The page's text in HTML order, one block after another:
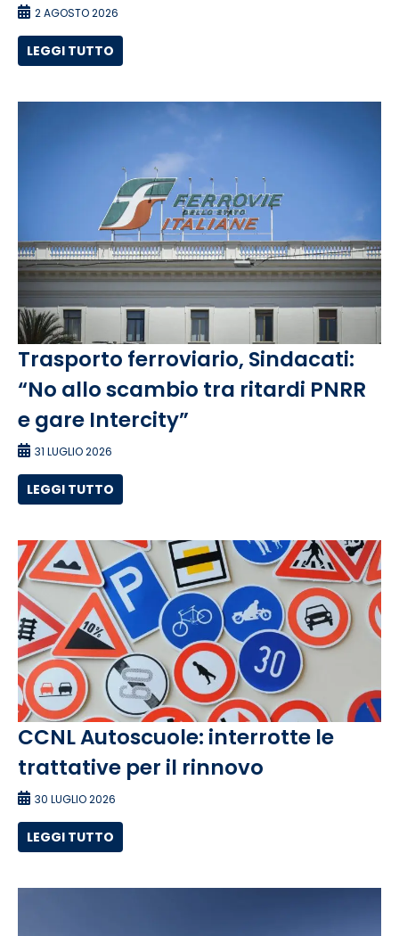
2 AGOSTO 2026
LEGGI TUTTO
Trasporto ferroviario, Sindacati:
“No allo scambio tra ritardi PNRR
e gare Intercity”
31 LUGLIO 2026
LEGGI TUTTO
CCNL Autoscuole: interrotte le
trattative per il rinnovo
30 LUGLIO 2026
LEGGI TUTTO